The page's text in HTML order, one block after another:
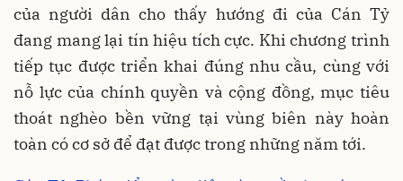
của người dân cho thấy hướng đi của Cán Tỷ
đang mang lại tín hiệu tích cực. Khi chương trình
tiếp tục được triển khai đúng nhu cầu, cùng với
nỗ lực của chính quyền và cộng đồng, mục tiêu
thoát nghèo bền vững tại vùng biên này hoàn
toàn có cơ sở để đạt được trong những năm tới.